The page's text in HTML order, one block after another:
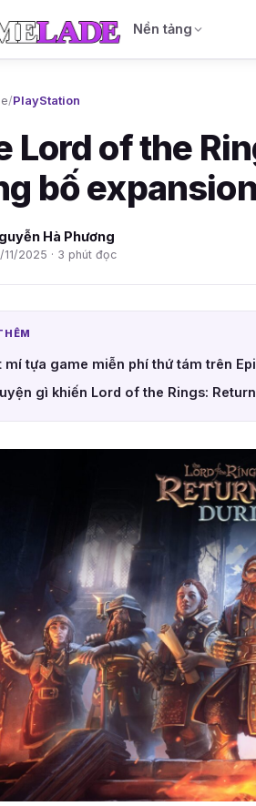
Nền tảng
/PlayStation
Lord of the
bố
Hà Phương
11/2025 · 3 phút đọc
mí tựa game miễn phí thứ tám trên
gì khiến Lord of the Rings: